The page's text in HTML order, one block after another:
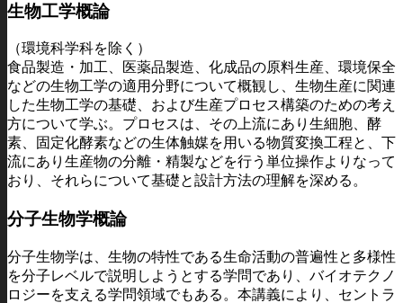
生物工学概論
（環境科学科を除く）
食品製造・加工、医薬品製造、化成品の原料生産、環境保全
などの生物工学の適用分野について概観し、生物生産に関連
した生物工学の基礎、および生産プロセス構築のための考え
方について学ぶ。プロセスは、その上流にあり生細胞、酵
素、固定化酵素などの生体触媒を用いる物質変換工程と、下
流にあり生産物の分離・精製などを行う単位操作よりなって
おり、それらについて基礎と設計方法の理解を深める。
分子生物学概論
分子生物学は、生物の特性である生命活動の普遍性と多様性
を分子レベルで説明しようとする学問であり、バイオテクノ
ロジーを支える学問領域でもある。本講義により、セントラ